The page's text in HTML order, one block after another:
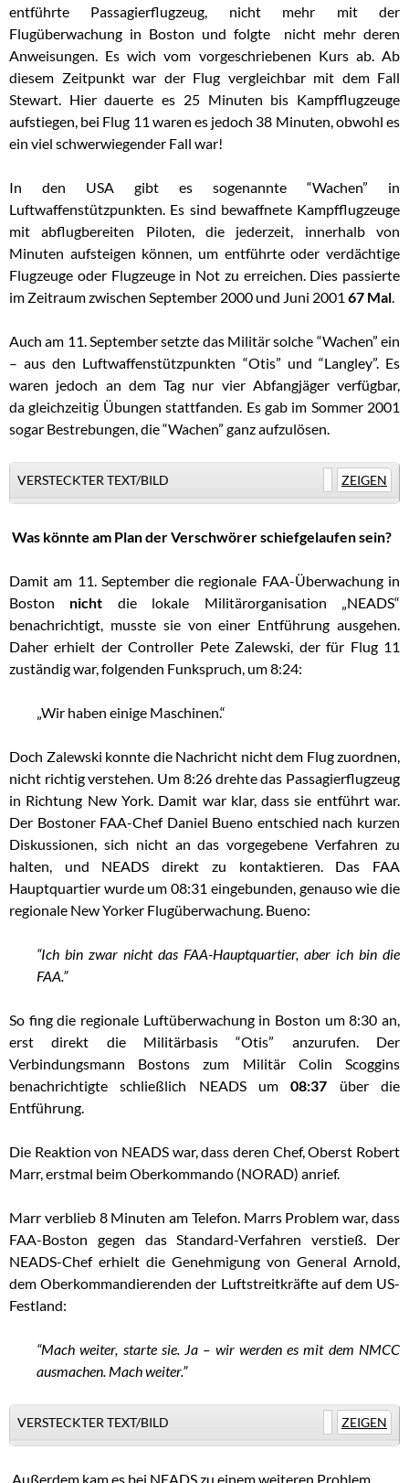
entführte Passagierflugzeug, nicht mehr mit der
Flugüberwachung in Boston und folgte nicht mehr deren
Anweisungen. Es wich vom vorgeschriebenen Kurs ab. Ab
diesem Zeitpunkt war der Flug vergleichbar mit dem Fall
Stewart. Hier dauerte es 25 Minuten bis Kampfflugzeuge
aufstiegen, bei Flug 11 waren es jedoch 38 Minuten, obwohl es
ein viel schwerwiegender Fall war!
In den USA gibt es sogenannte “Wachen” in
Luftwaffenstützpunkten. Es sind bewaffnete Kampfflugzeuge
mit abflugbereiten Piloten, die jederzeit, innerhalb von
Minuten aufsteigen können, um entführte oder verdächtige
Flugzeuge oder Flugzeuge in Not zu erreichen. Dies passierte
im Zeitraum zwischen September 2000 und Juni 2001 67 Mal.
Auch am 11. September setzte das Militär solche “Wachen” ein
– aus den Luftwaffenstützpunkten “Otis” und “Langley”. Es
waren jedoch an dem Tag nur vier Abfangjäger verfügbar,
da gleichzeitig Übungen stattfanden. Es gab im Sommer 2001
sogar Bestrebungen, die “Wachen” ganz aufzulösen.
VERSTECKTER TEXT/BILD ZEIGEN
Was könnte am Plan der Verschwörer schiefgelaufen sein?
Damit am 11. September die regionale FAA-Überwachung in
Boston nicht die lokale Militärorganisation „NEADS“
benachrichtigt, musste sie von einer Entführung ausgehen.
Daher erhielt der Controller Pete Zalewski, der für Flug 11
zuständig war, folgenden Funkspruch, um 8:24:
„Wir haben einige Maschinen.“
Doch Zalewski konnte die Nachricht nicht dem Flug zuordnen,
nicht richtig verstehen. Um 8:26 drehte das Passagierflugzeug
in Richtung New York. Damit war klar, dass sie entführt war.
Der Bostoner FAA-Chef Daniel Bueno entschied nach kurzen
Diskussionen, sich nicht an das vorgegebene Verfahren zu
halten, und NEADS direkt zu kontaktieren. Das FAA
Hauptquartier wurde um 08:31 eingebunden, genauso wie die
regionale New Yorker Flugüberwachung. Bueno:
“Ich bin zwar nicht das FAA-Hauptquartier, aber ich bin die
FAA.”
So fing die regionale Luftüberwachung in Boston um 8:30 an,
erst direkt die Militärbasis “Otis” anzurufen. Der
Verbindungsmann Bostons zum Militär Colin Scoggins
benachrichtigte schließlich NEADS um08:37 über die
Entführung.
Die Reaktion von NEADS war, dass deren Chef, Oberst Robert
Marr, erstmal beim Oberkommando (NORAD) anrief.
Marr verblieb 8 Minuten am Telefon. Marrs Problem war, dass
FAA-Boston gegen das Standard-Verfahren verstieß. Der
NEADS-Chef erhielt die Genehmigung von General Arnold,
dem Oberkommandierenden der Luftstreitkräfte auf dem US-
Festland:
“Mach weiter, starte sie. Ja – wir werden es mit dem NMCC
ausmachen. Mach weiter.”
VERSTECKTER TEXT/BILD ZEIGEN
Außerdem kam es bei NEADS zu einem weiteren Problem.